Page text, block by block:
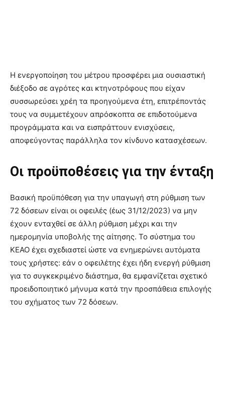
Η ενεργοποίηση του μέτρου προσφέρει μια ουσιαστική
διέξοδο σε αγρότες και κτηνοτρόφους που είχαν
συσσωρεύσει χρέη τα προηγούμενα έτη, επιτρέποντάς
τους να συμμετέχουν απρόσκοπτα σε επιδοτούμενα
προγράμματα και να εισπράττουν ενισχύσεις,
αποφεύγοντας παράλληλα τον κίνδυνο κατασχέσεων.
Οι προϋποθέσεις για την ένταξη
Βασική προϋπόθεση για την υπαγωγή στη ρύθμιση των
72 δόσεων είναι οι οφειλές (έως 31/12/2023) να μην
έχουν ενταχθεί σε άλλη ρύθμιση μέχρι και την
ημερομηνία υποβολής της αίτησης. Το σύστημα του
ΚΕΑΟ έχει σχεδιαστεί ώστε να ενημερώνει αυτόματα
τους χρήστες: εάν ο οφειλέτης έχει ήδη ενεργή ρύθμιση
για το συγκεκριμένο διάστημα, θα εμφανίζεται σχετικό
προειδοποιητικό μήνυμα κατά την προσπάθεια επιλογής
του σχήματος των 72 δόσεων.